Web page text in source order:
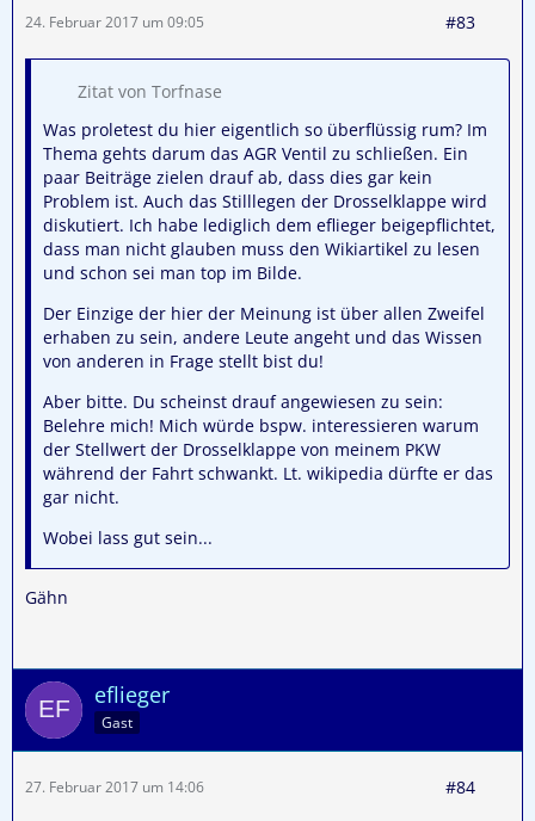
24. Februar 2017 um 09:05 #83
Zitat von Torfnase
Was proletest du hier eigentlich so überflüssig rum? Im
Thema gehts darum das AGR Ventil zu schließen. Ein
paar Beiträge zielen drauf ab, dass dies gar kein
Problem ist. Auch das Stilllegen der Drosselklappe wird
diskutiert. Ich habe lediglich dem eflieger beigepflichtet,
dass man nicht glauben muss den Wikiartikel zu lesen
und schon sei man top im Bilde.
Der Einzige der hier der Meinung ist über allen Zweifel
erhaben zu sein, andere Leute angeht und das Wissen
von anderen in Frage stellt bist du!
Aber bitte. Du scheinst drauf angewiesen zu sein:
Belehre mich! Mich würde bspw. interessieren warum
der Stellwert der Drosselklappe von meinem PKW
während der Fahrt schwankt. Lt. wikipedia dürfte er das
gar nicht.
Wobei lass gut sein...
Gähn
eflieger
Gast
27. Februar 2017 um 14:06 #84